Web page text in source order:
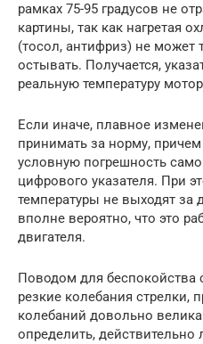
рамках 75-95 градусов не
картины, так как нагретая
(тосол, антифриз) не может
остывать. Получается,
реальную температуру
Если иначе, плавное
принимать за норму,
условную погрешность
цифрового указателя. При
температуры не выходят за
вполне вероятно, что это
двигателя.
Поводом для беспокойства
резкие колебания стрелки,
колебаний довольно
определить,